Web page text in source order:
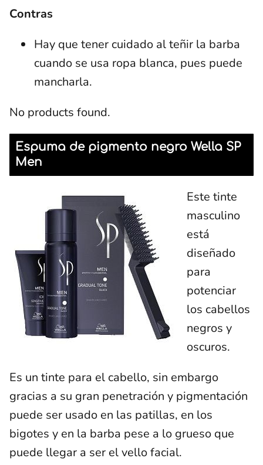
Contras
Hay que tener cuidado al teñir la barba
cuando se usa ropa blanca, pues puede
mancharla.
No products found.
Espuma de pigmento negro Wella SP
Men
Este tinte
masculino
está
diseñado
para
potenciar
los cabellos
negros y
oscuros.
Es un tinte para el cabello, sin embargo
gracias a su gran penetración y pigmentación
puede ser usado en las patillas, en los
bigotes y en la barba pese a lo grueso que
puede llegar a ser el vello facial.